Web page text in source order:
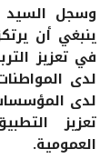
وسجل السيد
ينبغي أن
في تعزيز
لدى
لدى
تعزيز
العمومية.